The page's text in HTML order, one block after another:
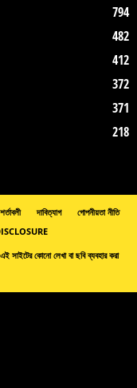
794
482
412
372
371
218
দাবিত্যাগ
গোপনীয়তা নীতি
কোনো লেখা বা ছবি ব্যবহার করা